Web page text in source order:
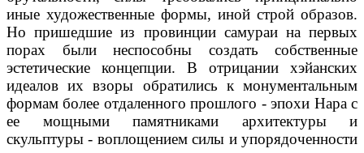
иные художественные формы, иной строй образов.
Но пришедшие из провинции самураи на первых
порах были неспособны создать собственные
эстетические концепции. В отрицании хэйанских
идеалов их взоры обратились к монументальным
формам более отдаленного прошлого - эпохи Нара с
ее мощными памятниками архитектуры и
скульптуры - воплощением силы и упорядоченности